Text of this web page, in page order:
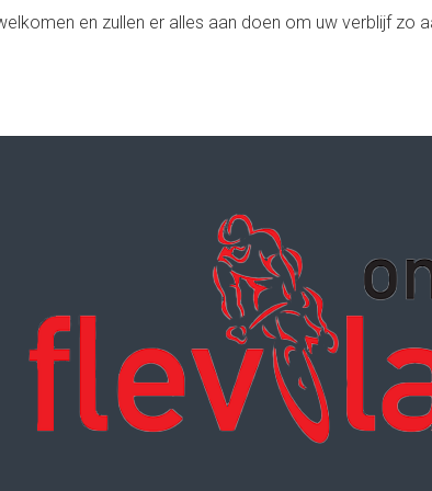
en zullen er alles aan doen om uw verblijf zo